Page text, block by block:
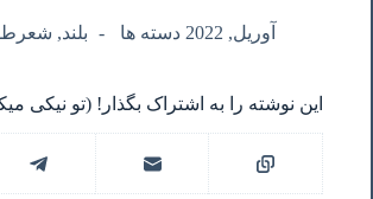
آوریل, 2022 دسته ها بلند,
این نوشته را به اشتراک بگذار! (تو نیکی